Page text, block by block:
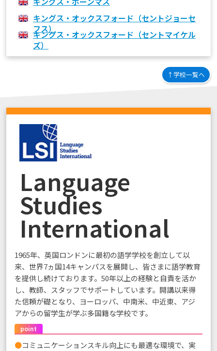
キングス・オックスフォード（セントジョーセ
キングス・オックスフォード（セントマイケル
↑学校一覧へ
Language
Studies
International
1965年、英国ロンドンに最初の語学学校を創立して以
来、世界7ヵ国14キャンパスを展開し、皆さまに語学教育
を提供し続けております。50年以上の経験と自責を活か
し、教師、スタッフでサポートしています。開講以来得
た信頼が礎となり、ヨーロッパ、中南米、中近東、アジ
アからの留学生が学ぶ多国籍な学校です。
point
●コミュニケーションスキル向上にも最適な環境で、実